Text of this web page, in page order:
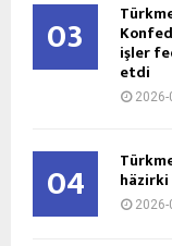
03 işler
etdi
2026-
04 häzirki
2026-